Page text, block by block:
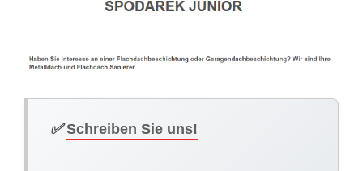
✅Schreiben Sie uns!